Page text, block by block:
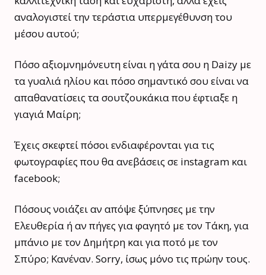
αναλογιστεί την τεράστια υπερμεγέθυνση του
μέσου αυτού;
Πόσο αξιομνημόνευτη είναι η γάτα σου η Daizy με
τα γυαλιά ηλίου και πόσο σημαντικό σου είναι να
απαθανατίσεις τα σουτζουκάκια που έφτιαξε η
γιαγιά Μαίρη;
Έχεις σκεφτεί πόσοι ενδιαφέρονται για τις
φωτογραφίες που θα ανεβάσεις σε instagram και
facebook;
Πόσους νοιάζει αν απόψε ξύπνησες με την
Ελευθερία ή αν πήγες για φαγητό με τον Τάκη, για
μπάνιο με τον Δημήτρη και για ποτό με τον
Σπύρο; Κανέναν. Sorry, ίσως μόνο τις πρώην τους.